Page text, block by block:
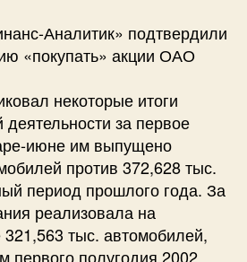
Аналитик» подтвердили
«покупать» акции ОАО
некоторые итоги
деятельности за первое
июне им выпущено
против 372,628 тыс.
период прошлого года. За
реализовала на
тыс. автомобилей,
первого полугодия 2002